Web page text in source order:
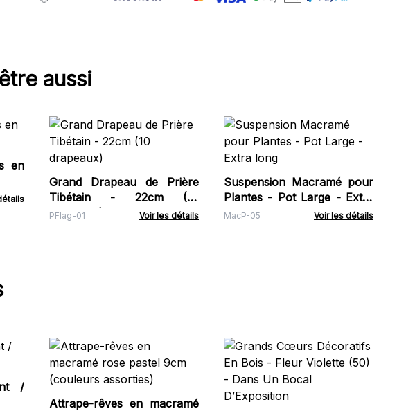
aussi
en
Grand Drapeau de Prière
Tibétain - 22cm (10
drapeaux)
PFlag-01 Voir les détails
Suspension Macramé pour
Plantes - Pot Large - Extra
long
MacP-05 Voir les détails
/
Attrape-rêves en macramé